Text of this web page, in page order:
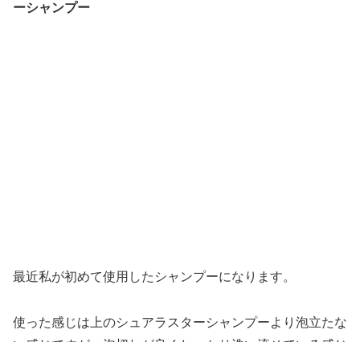
ーシャンプー
最近私が初めて使用したシャンプーになります。
使った感じは上のシュアラスターシャンプーより泡立たな